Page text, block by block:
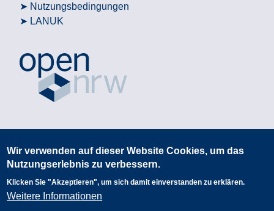
Nutzungsbedingungen
LANUK
Wir verwenden auf dieser Website Cookies, um das
Nutzungserlebnis zu verbessern.
Klicken Sie "Akzeptieren", um sich damit einverstanden zu erklären.
Weitere Informationen